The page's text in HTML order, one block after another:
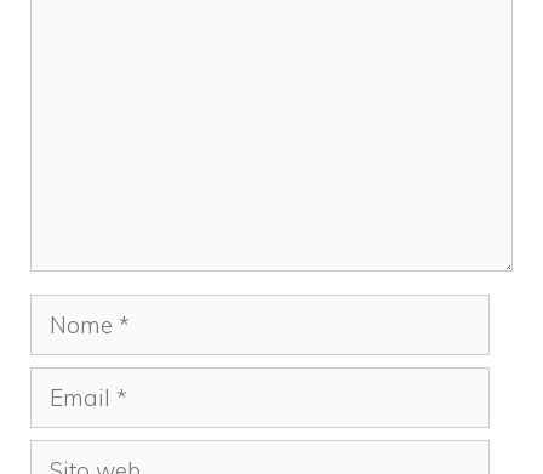
Nome
Email
Sito